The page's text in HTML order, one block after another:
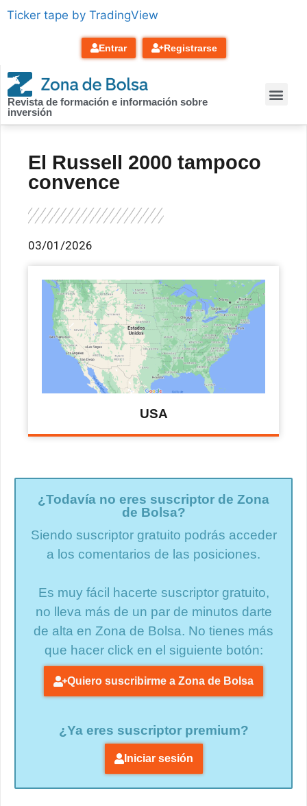
contenido
Ticker tape by TradingView
Entrar Registrarse
Revista de formación e información sobre
inversión
El Russell 2000 tampoco
convence
03/01/2026
USA
¿Todavía no eres suscriptor de Zona
de Bolsa?
Siendo suscriptor gratuito podrás acceder
a los comentarios de las posiciones.
Es muy fácil hacerte suscriptor gratuito,
no lleva más de un par de minutos darte
de alta en Zona de Bolsa. No tienes más
que hacer click en el siguiente botón:
Quiero suscribirme a Zona de Bolsa
¿Ya eres suscriptor premium?
Iniciar sesión